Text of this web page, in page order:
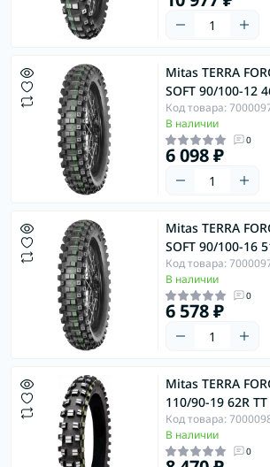
Mitas TERRA
SOFT 90/100-12
Код товара:
В наличии
0
6 098 ₽
Mitas TERRA
SOFT 90/100-16
Код товара:
В наличии
0
6 578 ₽
Mitas TERRA
110/90-19 62R TT
Код товара:
В наличии
0